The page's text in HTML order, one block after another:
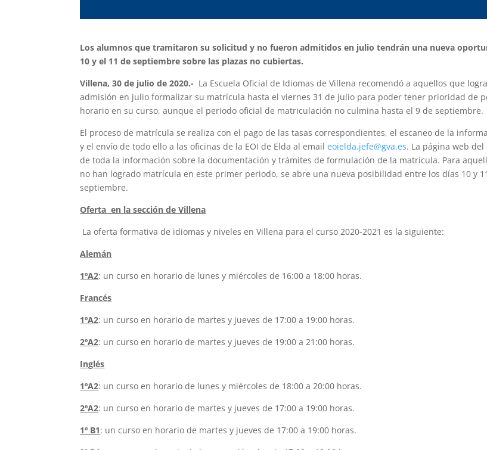
Los alumnos que tramitaron su solicitud y no fueron admitidos en julio tendrán una nueva
10 y el 11 de septiembre sobre las plazas no cubiertas.
Villena, 30 de julio de 2020.- La Escuela Oficial de Idiomas de Villena recomendó a aquellos que
admisión en julio formalizar su matrícula hasta el viernes 31 de julio para poder tener prioridad de
horario en su curso, aunque el periodo oficial de matriculación no culmina hasta el 9 de septiembre.
El proceso de matrícula se realiza con el pago de las tasas correspondientes, el escaneo de la
y el envío de todo ello a las oficinas de la EOI de Elda al emaileoielda.jefe@gva.es. La página web
de toda la información sobre la documentación y trámites de formulación de la matrícula. Para
no han logrado matrícula en este primer periodo, se abre una nueva posibilidad entre los días 10 y
septiembre.
Oferta en la sección de Villena
La oferta formativa de idiomas y niveles en Villena para el curso 2020-2021 es la siguiente:
Alemán
1ºA2: un curso en horario de lunes y miércoles de 16:00 a 18:00 horas.
Francés
1ºA2: un curso en horario de martes y jueves de 17:00 a 19:00 horas.
2ºA2: un curso en horario de martes y jueves de 19:00 a 21:00 horas.
Inglés
1ºA2: un curso en horario de lunes y miércoles de 18:00 a 20:00 horas.
2ºA2: un curso en horario de martes y jueves de 17:00 a 19:00 horas.
1º B1: un curso en horario de martes y jueves de 17:00 a 19:00 horas.